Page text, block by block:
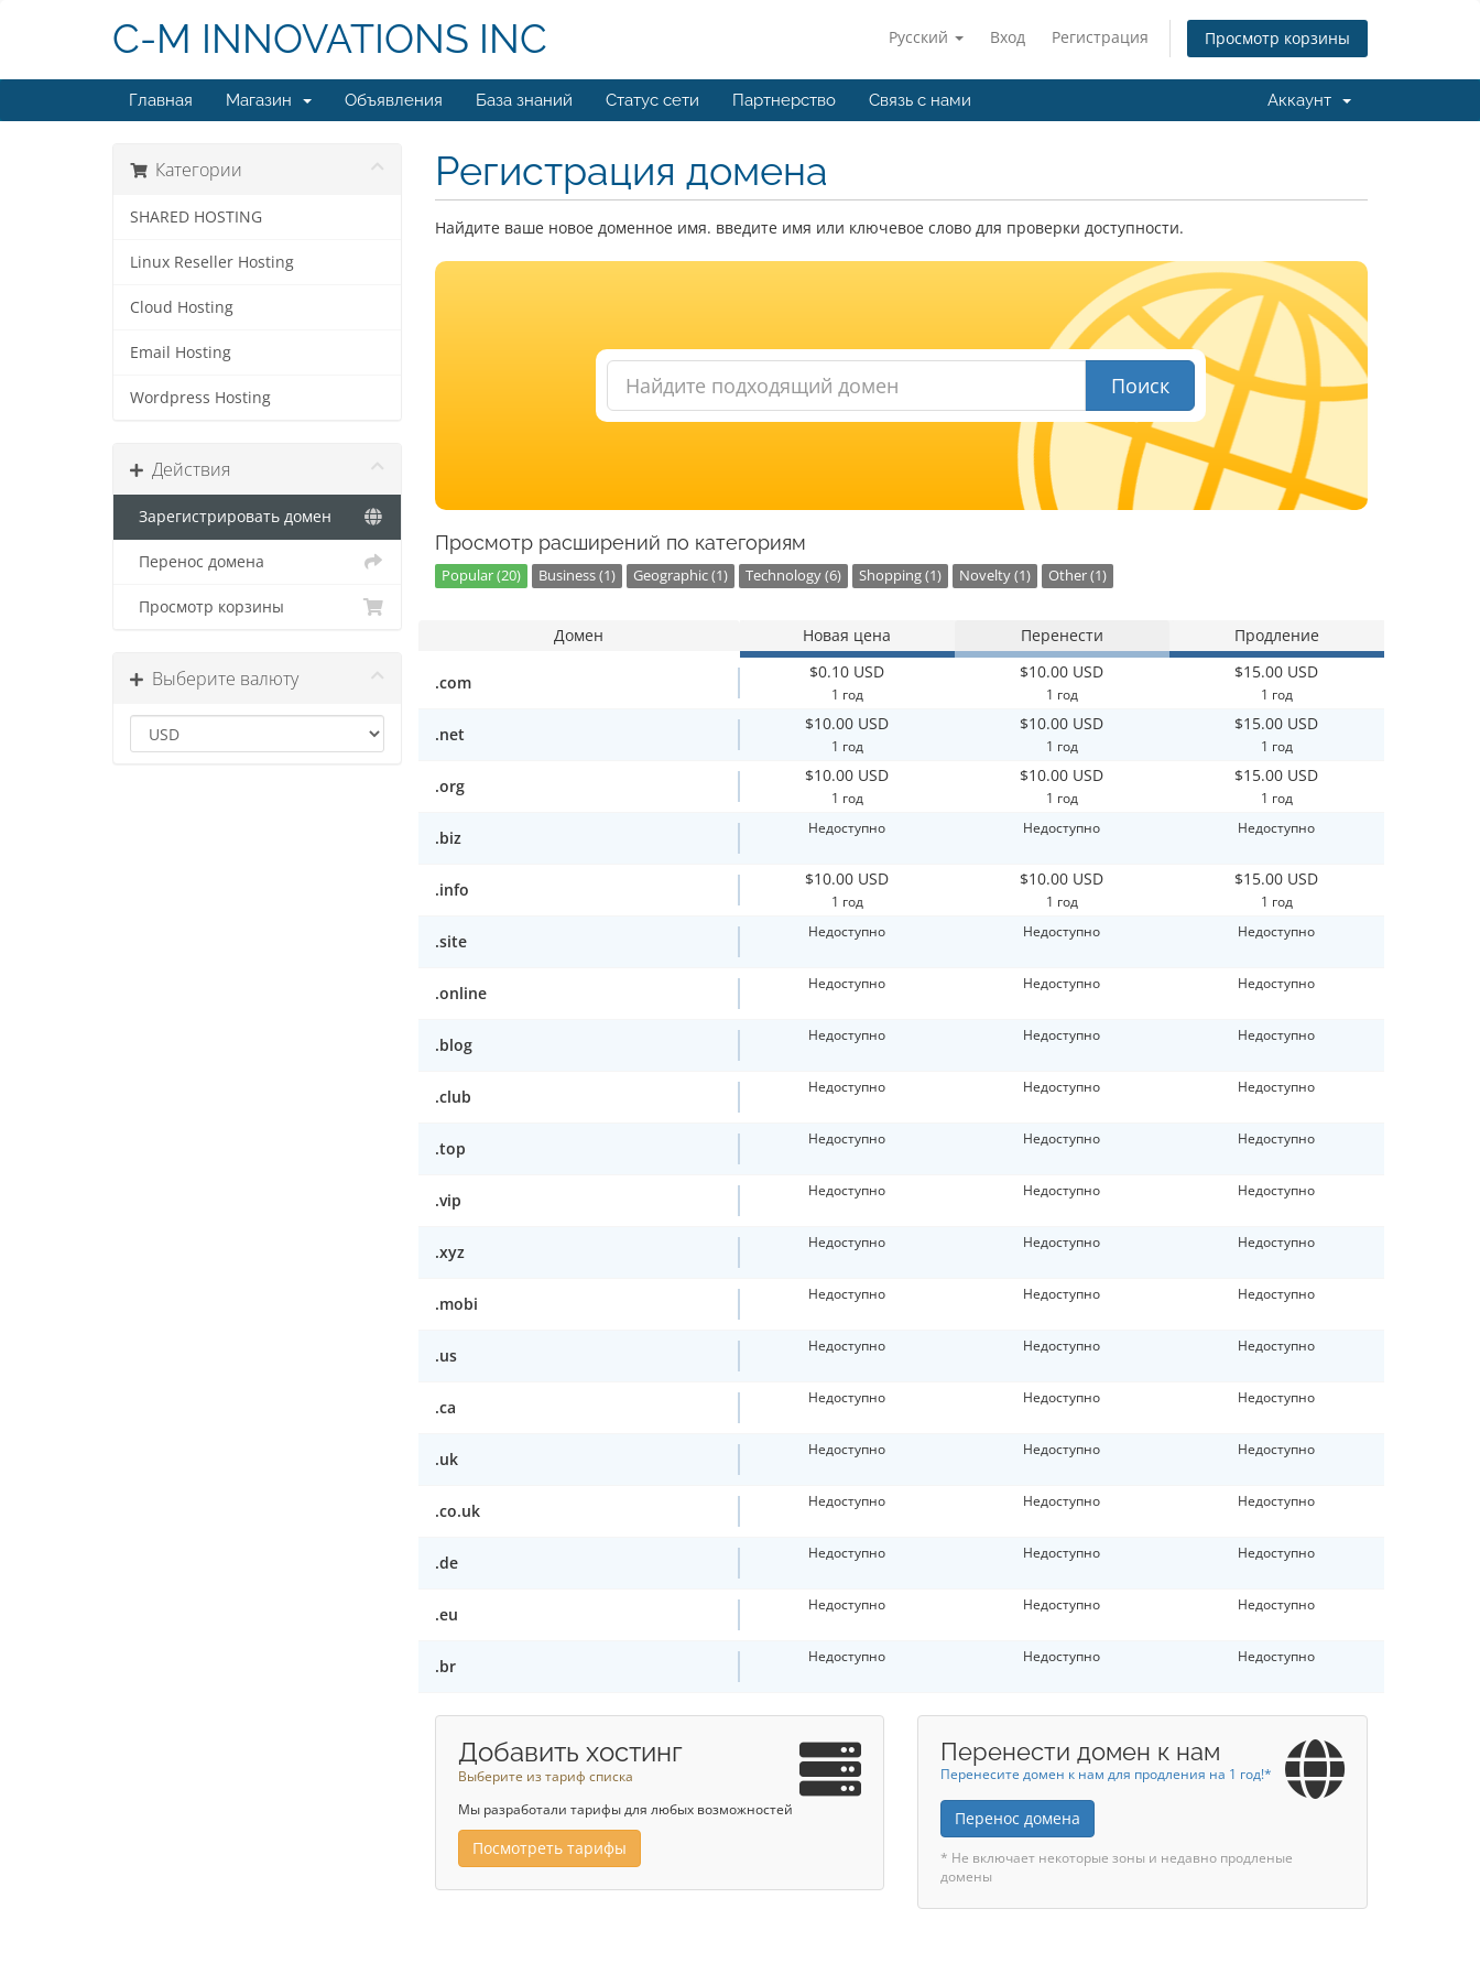
Русский Вход Регистрация Просмотр корзины
C-M INNOVATIONS INC
Главная Магазин Объявления База знаний Статус сети Партнерство Связь с нами Аккаунт
Категории
SHARED HOSTING
Linux Reseller Hosting
Cloud Hosting
Email Hosting
Wordpress Hosting
Действия
Зарегистрировать домен
Перенос домена
Просмотр корзины
Выберите валюту
Регистрация домена
Найдите ваше новое доменное имя. введите имя или ключевое слово для проверки доступности.
Поиск
Просмотр расширений по категориям
Popular (20) Business (1) Geographic (1) Technology (6) Shopping (1) Novelty (1) Other (1)
Домен Новая цена Перенести Продление
.com
$0.10 USD
1 год
$10.00 USD
1 год
$15.00 USD
1 год
.net
$10.00 USD
1 год
$10.00 USD
1 год
$15.00 USD
1 год
.org
$10.00 USD
1 год
$10.00 USD
1 год
$15.00 USD
1 год
.biz Недоступно Недоступно Недоступно
.info
$10.00 USD
1 год
$10.00 USD
1 год
$15.00 USD
1 год
.site Недоступно Недоступно Недоступно
.online Недоступно Недоступно Недоступно
.blog Недоступно Недоступно Недоступно
.club Недоступно Недоступно Недоступно
.top Недоступно Недоступно Недоступно
.vip Недоступно Недоступно Недоступно
.xyz Недоступно Недоступно Недоступно
.mobi Недоступно Недоступно Недоступно
.us Недоступно Недоступно Недоступно
.ca Недоступно Недоступно Недоступно
.uk Недоступно Недоступно Недоступно
.co.uk Недоступно Недоступно Недоступно
.de Недоступно Недоступно Недоступно
.eu Недоступно Недоступно Недоступно
.br Недоступно Недоступно Недоступно
Добавить хостинг
Выберите из тариф списка
Мы разработали тарифы для любых возможностей
Посмотреть тарифы
Перенести домен к нам
Перенесите домен к нам для продления на 1 год!*
Перенос домена
* Не включает некоторые зоны и недавно продленые
домены